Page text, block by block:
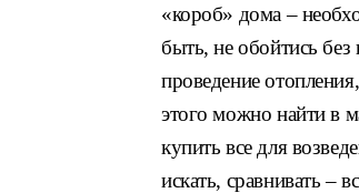
«короб» дома –
быть, не обойтись без
проведение
этого можно найти в
купить все для
искать, сравнивать –